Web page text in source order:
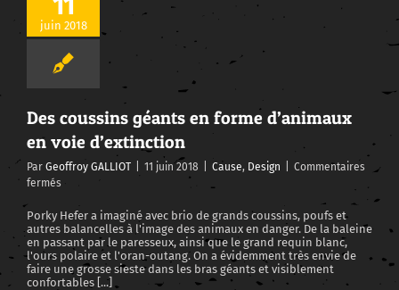
juin 2018
Des coussins géants en forme d’animaux
en voie d’extinction
Par Geoffroy GALLIOT 11 juin 2018 Cause, Design
Commentaires
fermés
coussins
géants
en
forme
d’animaux
Porky Hefer a imaginé avec brio de grands coussins, poufs et
autres balancelles à l'image des animaux en danger. De la baleine
en passant par le paresseux, ainsi que le grand requin blanc,
l'ours polaire et l'oran-outang. On a évidemment très envie de
faire une grosse sieste dans les bras géants et visiblement
confortables [...]